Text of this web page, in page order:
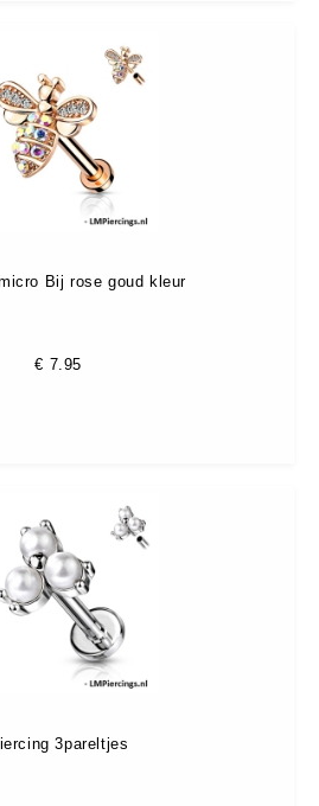
Bij rose goud kleur
€ 7.95
3pareltjes